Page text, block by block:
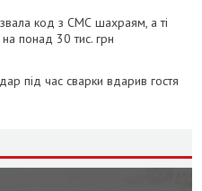
код з СМС шахраям, а ті
понад 30 тис. грн
під час сварки вдарив гостя